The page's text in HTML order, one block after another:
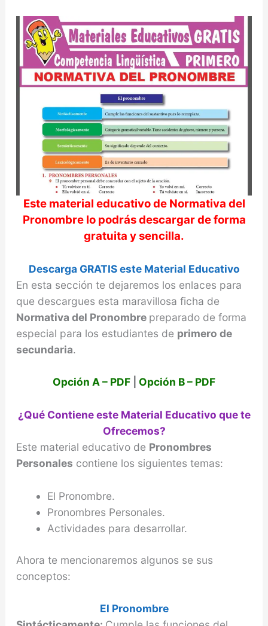
y
V
i
d
e
o
Este material educativo de Normativa del
Pronombrelo podrás descargar de forma
gratuita y sencilla.
Descarga GRATIS este Material Educativo
En esta sección te dejaremos los enlaces para
que descargues esta maravillosa ficha de
Normativa del Pronombre preparado de forma
especial para los estudiantes de primero de
secundaria.
Opción A – PDF Opción B – PDF
¿Qué Contiene este Material Educativo que te
Ofrecemos?
Este material educativo de Pronombres
Personales contiene los siguientes temas:
El Pronombre.
Pronombres Personales.
Actividades para desarrollar.
Ahora te mencionaremos algunos se sus
conceptos:
El Pronombre